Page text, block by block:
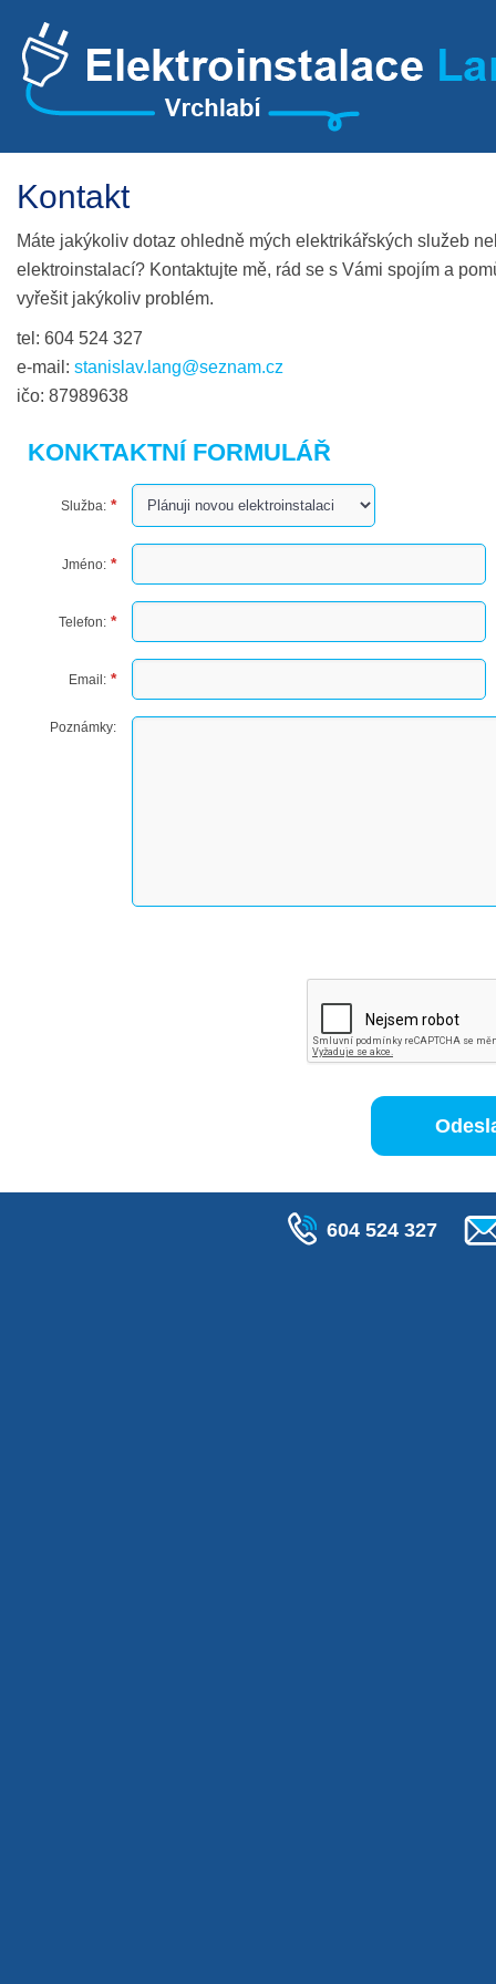
Kontakt
Máte jakýkoliv dotaz ohledně mých elektrikářských služeb
elektroinstalací? Kontaktujte mě, rád se s Vámi spojím a
vyřešit jakýkoliv problém.
tel: 604 524 327
e-mail: stanislav.lang@seznam.cz
ičo: 87989638
KONKTAKTNÍ FORMULÁŘ
Služba:
Jméno:
Telefon:
Email:
Poznámky:
604 524 327